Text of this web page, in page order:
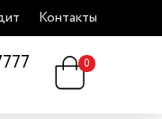
Контакты
0